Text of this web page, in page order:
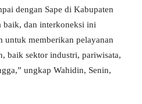
dengan Sape di Kabupaten
baik, dan interkoneksi ini
untuk memberikan pelayanan
baik sektor industri, pariwisata,
ungkap Wahidin, Senin,